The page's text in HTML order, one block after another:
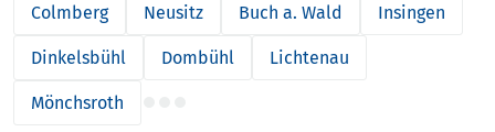
Colmberg Neusitz Buch a. Wald Insingen
Dinkelsbühl Dombühl Lichtenau
Mönchsroth